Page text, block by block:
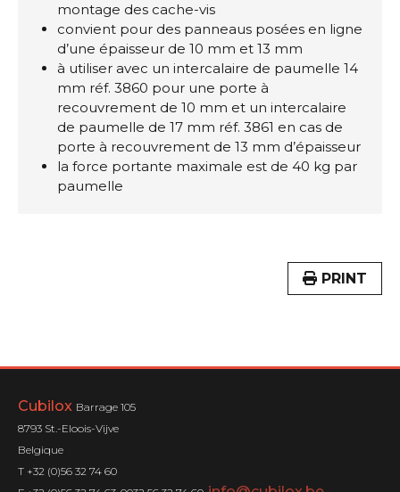
montage des cache-vis
convient pour des panneaus posées en ligne
d’une épaisseur de 10 mm et 13 mm
à utiliser avec un intercalaire de paumelle 14
mm réf. 3860 pour une porte à
recouvrement de 10 mm et un intercalaire
de paumelle de 17 mm réf. 3861 en cas de
porte à recouvrement de 13 mm d’épaisseur
la force portante maximale est de 40 kg par
paumelle
PRINT
Cubilox Barrage 105
8793 St.-Eloois-Vijve
Belgique
T +32 (0)56 32 74 60